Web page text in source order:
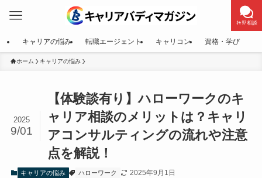
ｷｬﾘｱ相談
キャリアの悩み 転職エージェント キャリコン 資格・学び
ホーム キャリアの悩み
【体験談有り】ハローワークのキ
ャリア相談のメリットは？キャリ
アコンサルティングの流れや注意
点を解説！
2025
9/01
キャリアの悩み ハローワーク
2025年9月1日